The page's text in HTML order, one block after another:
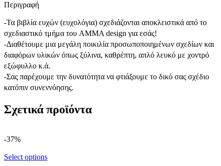
Περιγραφή
-Τα βιβλία ευχών (ευχολόγια) σχεδιάζονται αποκλειστικά από το
σχεδιαστικό τμήμα του AMMA design για εσάς!
-Διαθέτουμε μια μεγάλη ποικιλία προσωποποιημένων σχεδίων και
διαφόρων υλικών όπως ξύλινα, καθρέπτη, απλό λευκό με χοντρό
εξώφυλλο κ.ά.
-Σας παρέχουμε την δυνατότητα να φτιάξουμε το δικό σας σχέδιο
κατόπιν συνεννόησης.
Σχετικά προϊόντα
-37%
Select options